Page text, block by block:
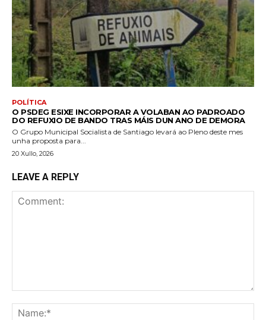
POLÍTICA
O PSDEG ESIXE INCORPORAR A VOLABAN AO PADROADO
DO REFUXIO DE BANDO TRAS MÁIS DUN ANO DE DEMORA
O Grupo Municipal Socialista de Santiago levará ao Pleno deste mes
unha proposta para...
20 Xullo, 2026
LEAVE A REPLY